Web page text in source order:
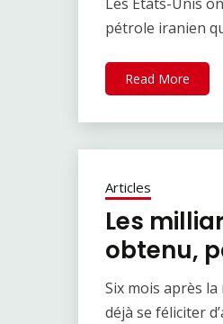
Les États-Unis
pétrole iranien
Read More
Articles
Les
obtenu,
Six mois après
déjà se féliciter